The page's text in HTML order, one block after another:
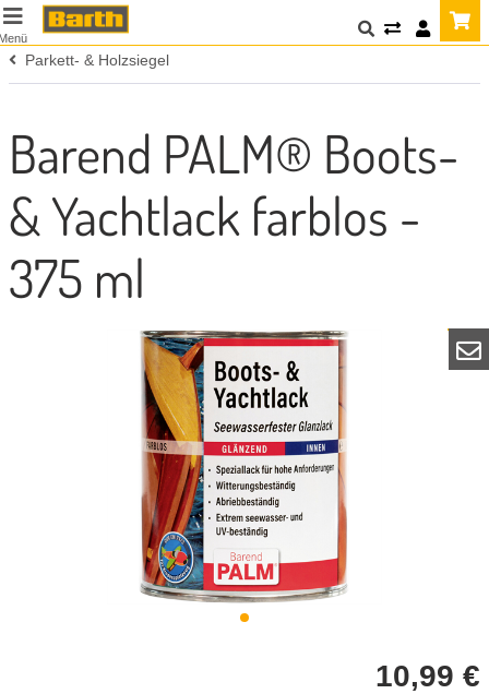
Parkett- & Holzsiegel
Barend PALM® Boots-
& Yachtlack farblos -
375 ml
10,99 €